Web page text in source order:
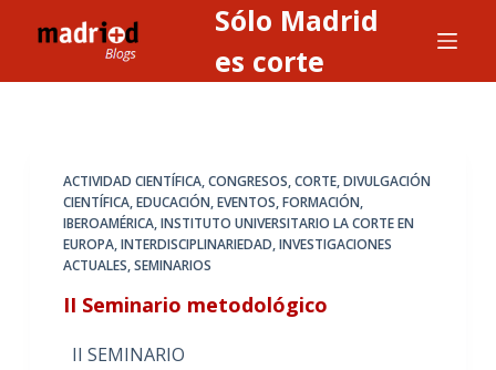
l
Sólo Madrid
es corte
ACTIVIDAD CIENTÍFICA,CONGRESOS,CORTE,DIVULGACIÓN
CIENTÍFICA,EDUCACIÓN,EVENTOS,FORMACIÓN,
IBEROAMÉRICA,INSTITUTO UNIVERSITARIO LA CORTE EN
EUROPA,INTERDISCIPLINARIEDAD,INVESTIGACIONES
ACTUALES,SEMINARIOS
II Seminario metodológico
II SEMINARIO